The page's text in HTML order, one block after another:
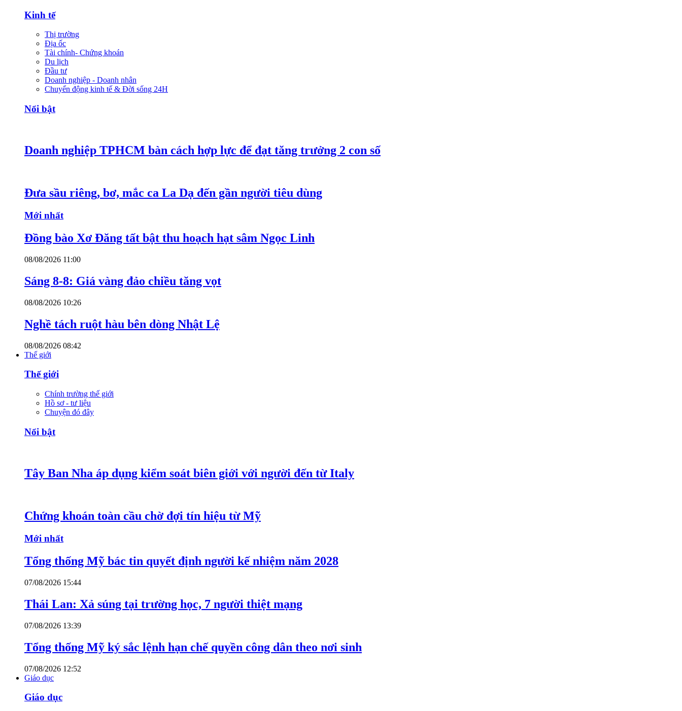
Kinh tế
Thị trường
Địa ốc
Tài chính- Chứng khoán
Du lịch
Đầu tư
Doanh nghiệp - Doanh nhân
Chuyển động kinh tế & Đời sống 24H
Nổi bật
Doanh nghiệp TPHCM bàn cách hợp lực để đạt tăng trưởng 2 con số
Đưa sầu riêng, bơ, mắc ca La Dạ đến gần người tiêu dùng
Mới nhất
Đồng bào Xơ Đăng tất bật thu hoạch hạt sâm Ngọc Linh
08/08/2026 11:00
Sáng 8-8: Giá vàng đảo chiều tăng vọt
08/08/2026 10:26
Nghề tách ruột hàu bên dòng Nhật Lệ
08/08/2026 08:42
Thế giới
Thế giới
Chính trường thế giới
Hồ sơ - tư liệu
Chuyện đó đây
Nổi bật
Tây Ban Nha áp dụng kiểm soát biên giới với người đến từ Italy
Chứng khoán toàn cầu chờ đợi tín hiệu từ Mỹ
Mới nhất
Tổng thống Mỹ bác tin quyết định người kế nhiệm năm 2028
07/08/2026 15:44
Thái Lan: Xả súng tại trường học, 7 người thiệt mạng
07/08/2026 13:39
Tổng thống Mỹ ký sắc lệnh hạn chế quyền công dân theo nơi sinh
07/08/2026 12:52
Giáo dục
Giáo dục